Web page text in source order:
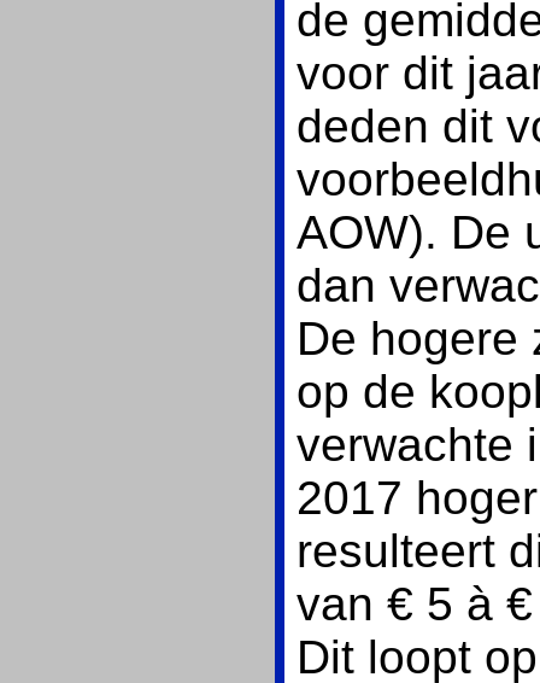
de
voor dit
deden dit
AOW). De
dan
De hogere
op de
verwachte
2017
resulteert
van € 5 à
Dit loopt